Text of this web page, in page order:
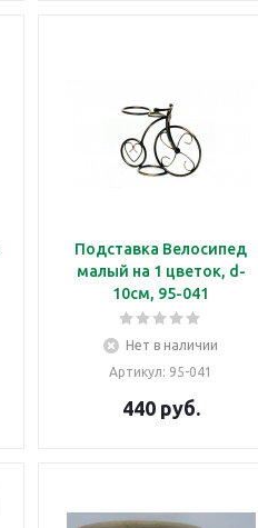
Подставка Велосипед
малый на 1 цветок, d-
10см, 95-041
Нет в наличии
Артикул: 95-041
440руб.